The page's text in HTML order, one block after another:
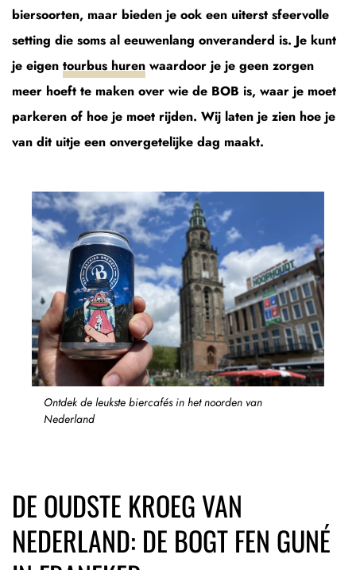
biersoorten, maar bieden je ook een uiterst sfeervolle
setting die soms al eeuwenlang onveranderd is. Je kunt
je eigen tourbus huren waardoor je je geen zorgen
meer hoeft te maken over wie de BOB is, waar je moet
parkeren of hoe je moet rijden. Wij laten je zien hoe je
van dit uitje een onvergetelijke dag maakt.
Ontdek de leukste biercafés in het noorden van
Nederland
DE OUDSTE KROEG VAN
NEDERLAND: DE BOGT FEN GUNÉ